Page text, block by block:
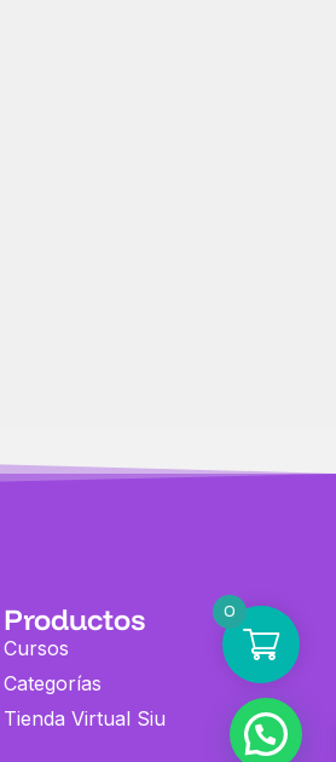
Productos
Cursos
Categorías
Tienda Virtual Siu
0